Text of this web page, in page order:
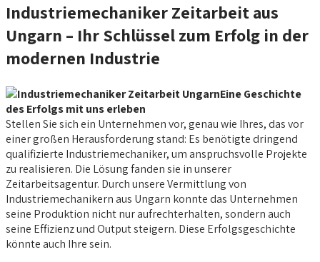
Industriemechaniker Zeitarbeit aus
Ungarn – Ihr Schlüssel zum Erfolg in der
modernen Industrie
Eine Geschichte
des Erfolgs mit uns erleben
Stellen Sie sich ein Unternehmen vor, genau wie Ihres, das vor
einer großen Herausforderung stand: Es benötigte dringend
qualifizierte Industriemechaniker, um anspruchsvolle Projekte
zu realisieren. Die Lösung fanden sie in unserer
Zeitarbeitsagentur. Durch unsere Vermittlung von
Industriemechanikern aus Ungarn konnte das Unternehmen
seine Produktion nicht nur aufrechterhalten, sondern auch
seine Effizienz und Output steigern. Diese Erfolgsgeschichte
könnte auch Ihre sein.